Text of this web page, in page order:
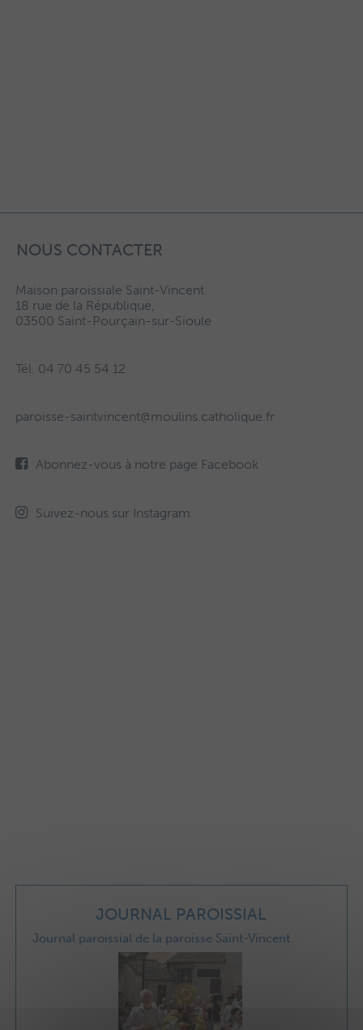
NOUS CONTACTER
Maison paroissiale Saint-Vincent
18 rue de la République,
03500 Saint-Pourçain-sur-Sioule
Tél. 04 70 45 54 12
paroisse-saintvincent@moulins.catholique.fr
Abonnez-vous à notre page Facebook
Suivez-nous sur Instagram
JOURNAL PAROISSIAL
Journal paroissial de la paroisse Saint-Vincent